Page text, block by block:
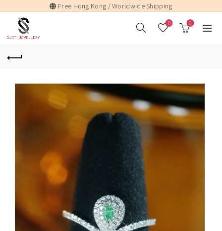
Free Hong Kong / Worldwide Shipping
0 0